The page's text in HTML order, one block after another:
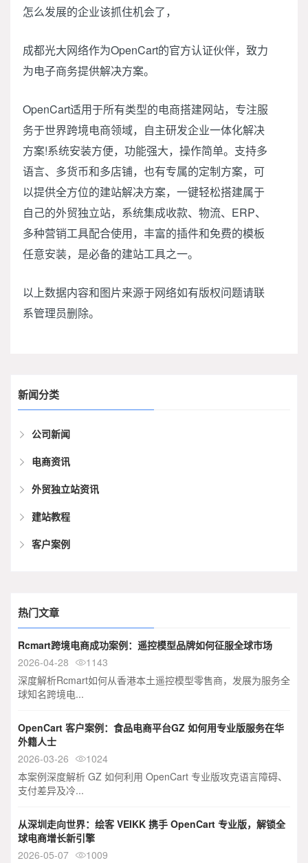
怎么发展的企业该抓住机会了，
成都光大网络作为OpenCart的官方认证伙伴，致力
为电子商务提供解决方案。
OpenCart适用于所有类型的电商搭建网站，专注服
务于世界跨境电商领域，自主研发企业一体化解决
方案!系统安装方便，功能强大，操作简单。支持多
语言、多货币和多店铺，也有专属的定制方案，可
以提供全方位的建站解决方案，一键轻松搭建属于
自己的外贸独立站，系统集成收款、物流、ERP、
多种营销工具配合使用，丰富的插件和免费的模板
任意安装，是必备的建站工具之一。
以上数据内容和图片来源于网络如有版权问题请联
系管理员删除。
新闻分类
公司新闻
电商资讯
外贸独立站资讯
建站教程
客户案例
热门文章
Rcmart跨境电商成功案例：遥控模型品牌如何征服全球市场
2026-04-28
1143
深度解析Rcmart如何从香港本土遥控模型零售商，发展为服务全
球知名跨境电...
OpenCart 客户案例：食品电商平台GZ 如何用专业版服务在华
外籍人士
2026-03-26
1024
本案例深度解析 GZ 如何利用 OpenCart 专业版攻克语言障碍、
支付差异及冷...
从深圳走向世界：绘客 VEIKK 携手 OpenCart 专业版，解锁全
球电商增长新引擎
2026-05-07
1009